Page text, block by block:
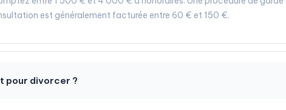
est généralement facturée entre 60 € et 150 €.
pour divorcer ?